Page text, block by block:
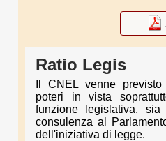
Ratio Legis
Il CNEL venne
poteri in vista
funzione legislativa,
consulenza al
dell'iniziativa di legge.